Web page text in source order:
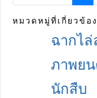
หมวดหมู่ที่เกี่ยวข้อ
ฉากไล่
ภาพย
นักสืบ